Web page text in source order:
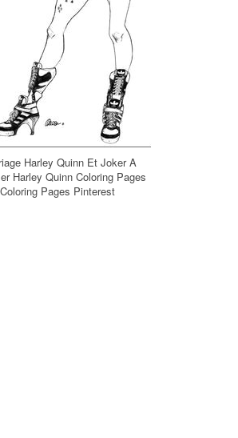
Harley Quinn Et Joker A
Harley Quinn Coloring Pages
Coloring Pages Pinterest